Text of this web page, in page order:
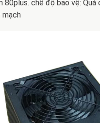
80plus. chế độ bảo vệ: Quá
mạch